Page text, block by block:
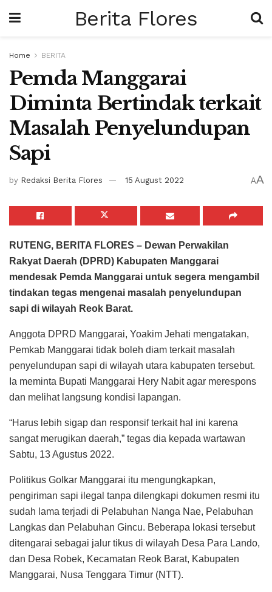
Berita Flores
Home BERITA
Pemda Manggarai
Diminta Bertindak terkait
Masalah Penyelundupan
Sapi
by Redaksi Berita Flores 15 August 2022 AA
RUTENG, BERITA FLORES – Dewan Perwakilan
Rakyat Daerah (DPRD) Kabupaten Manggarai
mendesak Pemda Manggarai untuk segera mengambil
tindakan tegas mengenai masalah penyelundupan
sapi di wilayah Reok Barat.
Anggota DPRD Manggarai, Yoakim Jehati mengatakan,
Pemkab Manggarai tidak boleh diam terkait masalah
penyelundupan sapi di wilayah utara kabupaten tersebut.
Ia meminta Bupati Manggarai Hery Nabit agar merespons
dan melihat langsung kondisi lapangan.
“Harus lebih sigap dan responsif terkait hal ini karena
sangat merugikan daerah,” tegas dia kepada wartawan
Sabtu, 13 Agustus 2022.
Politikus Golkar Manggarai itu mengungkapkan,
pengiriman sapi ilegal tanpa dilengkapi dokumen resmi itu
sudah lama terjadi di Pelabuhan Nanga Nae, Pelabuhan
Langkas dan Pelabuhan Gincu. Beberapa lokasi tersebut
ditengarai sebagai jalur tikus di wilayah Desa Para Lando,
dan Desa Robek, Kecamatan Reok Barat, Kabupaten
Manggarai, Nusa Tenggara Timur (NTT).